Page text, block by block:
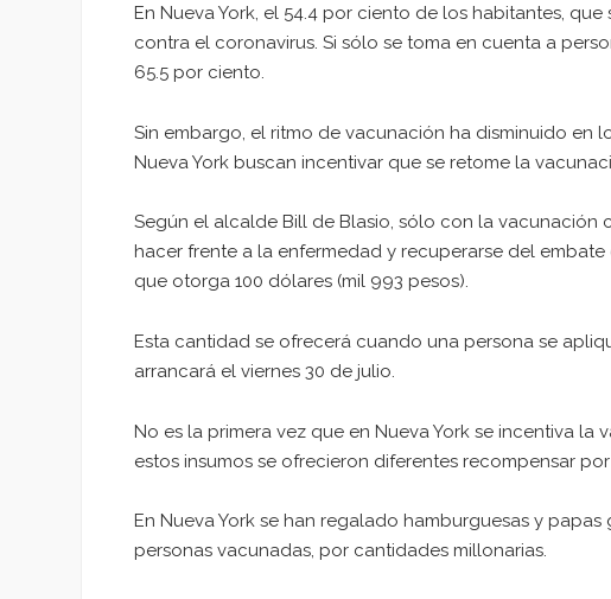
En Nueva York, el 54.4 por ciento de los habitantes,
contra el coronavirus. Si sólo se toma en cuenta a
65.5 por ciento.
Sin embargo, el ritmo de vacunación ha disminuido en
Nueva York buscan incentivar que se retome la
Según el alcalde Bill de Blasio, sólo con la vacunación
hacer frente a la enfermedad y recuperarse del
que otorga 100 dólares (mil 993 pesos).
Esta cantidad se ofrecerá cuando una persona se
arrancará el viernes 30 de julio.
No es la primera vez que en Nueva York se incentiva
estos insumos se ofrecieron diferentes recompensar
En Nueva York se han regalado hamburguesas y
personas vacunadas, por cantidades millonarias.